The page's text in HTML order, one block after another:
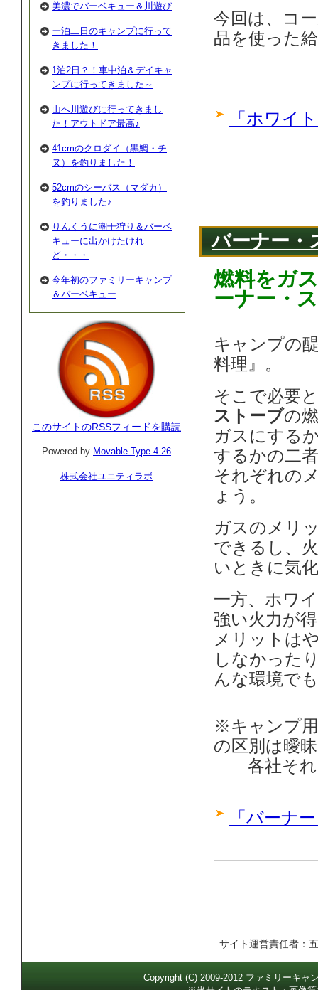
今回は、コ
品を使った
「ホワイ
バーナー・
燃料をガ
ーナー・
キャンプの
料理』。
そこで必要
ストーブの
ガスにする
するかの二
それぞれの
ょう。
ガスのメリ
できるし、
いときに気
一方、ホワ
強い火力が
メリットは
しなかった
んな環境で
※キャンプ
の区別は曖
各社それ
「バーナ
美濃でバーベキュー＆川遊び
一泊二日のキャンプに行って
きました！
1泊2日？！車中泊＆デイキャ
ンプに行ってきました～
山へ川遊びに行ってきまし
た！アウトドア最高♪
41cmのクロダイ（黒鯛・チ
ヌ）を釣りました！
52cmのシーバス（マダカ）
を釣りました♪
りんくうに潮干狩り＆バーベ
キューに出かけたけれ
ど・・・
今年初のファミリーキャンプ
＆バーベキュー
このサイトのRSSフィードを購読
Powered by Movable Type 4.26
株式会社ユニティラボ
サイト運営責任者：
Copyright (C) 2009-2012 ファミリーキャ